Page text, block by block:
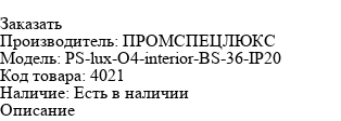
Заказать
Производитель: ПРОМСПЕЦЛЮКС
Модель: PS-lux-O4-interior-BS-36-IP20
Код товара: 4021
Наличие: Есть в наличии
Описание